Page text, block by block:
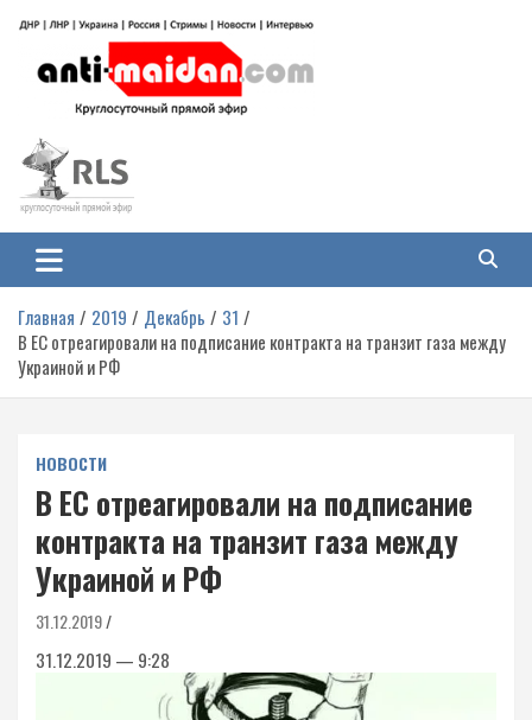
содержимому
Антимайдан: Гражданская война
на Украине
гражданской войне на Украине, включая события в Новороссии, ДНР,
ЛНР и других регионах.
Главная 2019 Декабрь
31
В ЕС отреагировали на подписание контракта на транзит газа между
Украиной и РФ
НОВОСТИ
В ЕС отреагировали на подписание
контракта на транзит газа между
Украиной и РФ
31.12.2019
31.12.2019 — 9:28